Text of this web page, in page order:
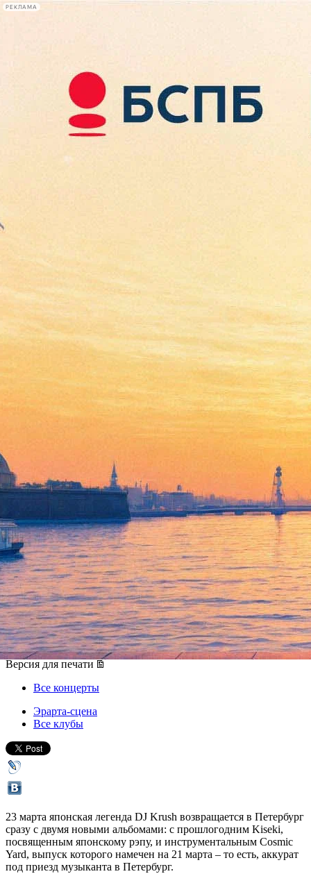
РЕКЛАМА
Сегодня:
2026.08.09
09:46
Афиша Plus
DJ Krush привезёт в
Петербург сразу два новых
альбома
23 марта 2018, пятница,20.30
Версия для печати
Все концерты
Эрарта-сцена
Все клубы
23 марта японская легенда DJ Krush возвращается в Петербург
сразу с двумя новыми альбомами: с прошлогодним Kiseki,
посвященным японскому рэпу, и инструментальным Cosmic
Yard, выпуск которого намечен на 21 марта – то есть, аккурат
под приезд музыканта в Петербург.